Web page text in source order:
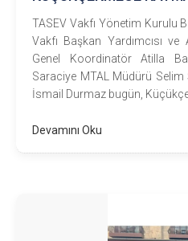
TASEV Vakfı Yönetim Kurulu
Vakfı Başkan Yardımcısı ve
Genel Koordinatör Atilla
Saraciye MTAL Müdürü Selim
İsmail Durmaz bugün,
Devamını Oku